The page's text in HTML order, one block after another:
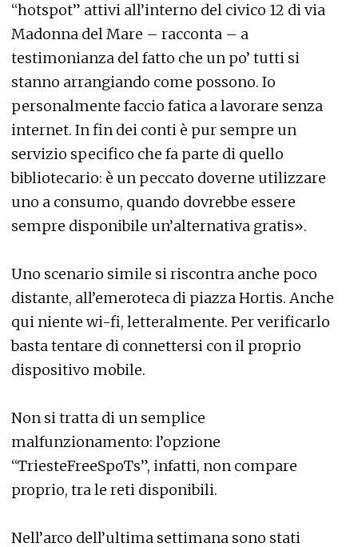
“hotspot” attivi all’interno del civico 12 di via
Madonna del Mare – racconta – a
testimonianza del fatto che un po’ tutti si
stanno arrangiando come possono. Io
personalmente faccio fatica a lavorare senza
internet. In fin dei conti è pur sempre un
servizio specifico che fa parte di quello
bibliotecario: è un peccato doverne utilizzare
uno a consumo, quando dovrebbe essere
sempre disponibile un’alternativa gratis».
Uno scenario simile si riscontra anche poco
distante, all’emeroteca di piazza Hortis. Anche
qui niente wi-fi, letteralmente. Per verificarlo
basta tentare di connettersi con il proprio
dispositivo mobile.
Non si tratta di un semplice
malfunzionamento: l’opzione
“TriesteFreeSpoTs”, infatti, non compare
proprio, tra le reti disponibili.
Nell’arco dell’ultima settimana sono stati